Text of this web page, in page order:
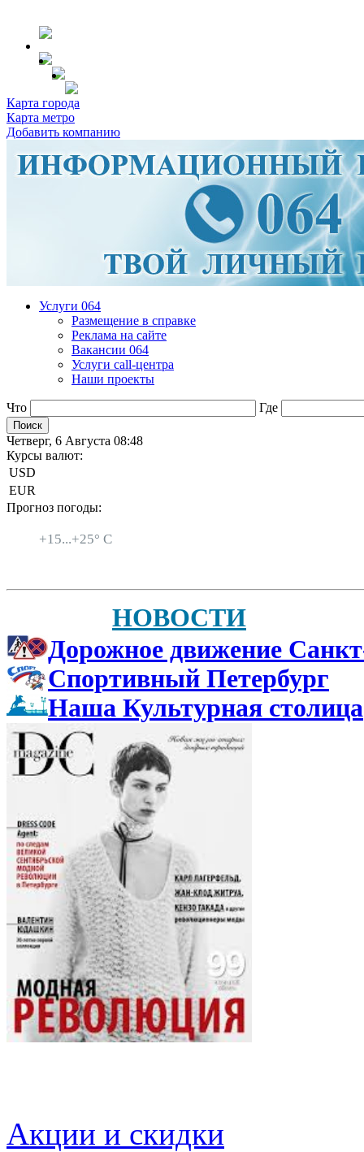
Карта города
Карта метро
Добавить компанию
Услуги 064
Размещение в справке
Реклама на сайте
Вакансии 064
Услуги call-центра
Наши проекты
Что Где
Четверг, 6 Августа 08:48
Курсы валют:
USD
EUR
Прогноз погоды:
+15...+25° C
НОВОСТИ
Дорожное движение
Спортивный Петербург
Наша Культурная столица
Акции и скидки